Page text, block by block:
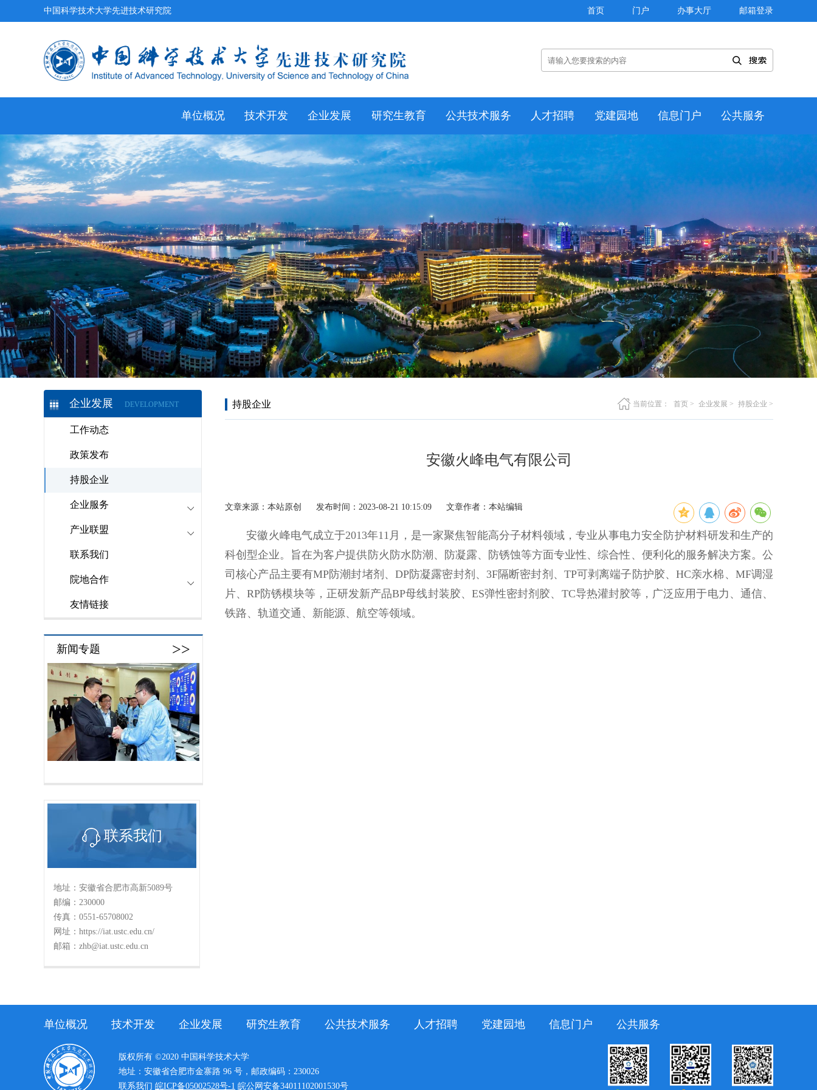
中国科学技术大学先进技术研究院 首页 门户 办事大厅 邮箱登录
单位概况 技术开发 企业发展 研究生教育 公共技术服务 人才招聘 党建园地 信息门户 公共服务
企业发展 DEVELOPMENT
工作动态
政策发布
持股企业
企业服务
产业联盟
联系我们
院地合作
友情链接
新闻专题 >>
联系我们
地址：安徽省合肥市高新5089号
邮编：230000
传真：0551-65708002
网址：https://iat.ustc.edu.cn/
邮箱：zhb@iat.ustc.edu.cn
持股企业 当前位置： 首页 > 企业发展 > 持股企业 >
安徽火峰电气有限公司
文章来源：本站原创 发布时间：2023-08-21 10:15:09 文章作者：本站编辑
安徽火峰电气成立于2013年11月，是一家聚焦智能高分子材料领域，专业从事电力安全防护材料研发和生产的
科创型企业。旨在为客户提供防火防水防潮、防凝露、防锈蚀等方面专业性、综合性、便利化的服务解决方案。公
司核心产品主要有MP防潮封堵剂、DP防凝露密封剂、3F隔断密封剂、TP可剥离端子防护胶、HC亲水棉、MF调湿
片、RP防锈模块等，正研发新产品BP母线封装胶、ES弹性密封剂胶、TC导热灌封胶等，广泛应用于电力、通信、
铁路、轨道交通、新能源、航空等领域。
单位概况 技术开发 企业发展 研究生教育 公共技术服务 人才招聘 党建园地 信息门户 公共服务
版权所有 ©2020 中国科学技术大学
地址：安徽省合肥市金寨路 96 号，邮政编码：230026
联系我们 皖ICP备05002528号-1 皖公网安备34011102001530号